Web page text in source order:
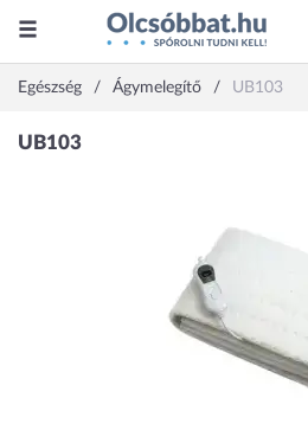
Egészség Ágymelegítő UB103